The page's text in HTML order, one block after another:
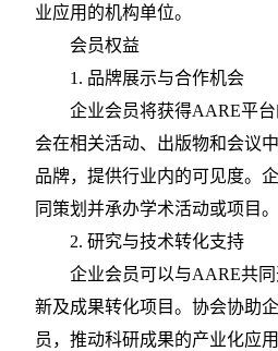
业应用的机构单位。
会员权益
1. 品牌展示与合作机会
企业会员将获得AARE平
会在相关活动、出版物和会议
品牌，提供行业内的可见度。
同策划并承办学术活动或项目。
2. 研究与技术转化支持
企业会员可以与AARE共
新及成果转化项目。协会协助
员，推动科研成果的产业化应